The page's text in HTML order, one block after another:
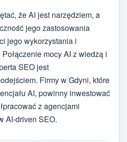
że AI jest narzędziem, a
jego zastosowania
jego wykorzystania i
mocy AI z wiedzą i
SEO jest
Firmy w Gdyni, które
AI, powinny inwestować
z agencjami
AI-driven SEO.